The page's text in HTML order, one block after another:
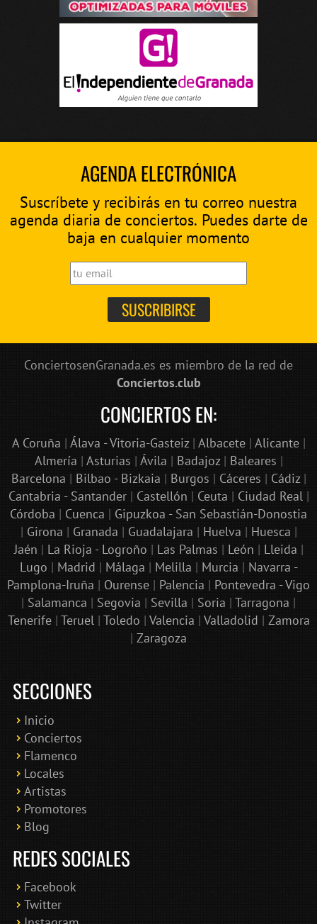
AGENDA ELECTRÓNICA
Suscríbete y recibirás en tu correo nuestra
agenda diaria de conciertos. Puedes darte de
baja en cualquier momento
ConciertosenGranada.es es miembro de la red de
Conciertos.club
CONCIERTOS EN:
A Coruña | Álava - Vitoria-Gasteiz| Albacete| Alicante|
Almería | Asturias | Ávila | Badajoz| Baleares |
Barcelona | Bilbao - Bizkaia | Burgos | Cáceres | Cádiz|
Cantabria - Santander| Castellón | Ceuta | Ciudad Real|
Córdoba | Cuenca | Gipuzkoa - San Sebastián-Donostia
| Girona | Granada | Guadalajara | Huelva | Huesca |
Jaén | La Rioja - Logroño | Las Palmas | León | Lleida |
Lugo | Madrid | Málaga | Melilla | Murcia | Navarra -
Pamplona-Iruña | Ourense | Palencia | Pontevedra - Vigo
| Salamanca | Segovia | Sevilla | Soria | Tarragona |
Tenerife| Teruel| Toledo | Valencia | Valladolid | Zamora
| Zaragoza
SECCIONES
Inicio
Conciertos
Flamenco
Locales
Artistas
Promotores
Blog
REDES SOCIALES
Facebook
Twitter